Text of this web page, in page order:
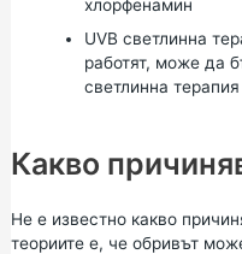
хлорфенамин
UVB светлинна
работят, може да
светлинна терапия
Какво
Не е известно какво
теориите е, че обривът